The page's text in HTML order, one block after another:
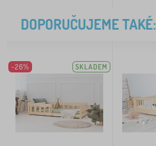
DOPORUČUJEME TAKÉ:
-26% SKLADEM